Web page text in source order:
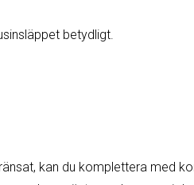
betydligt.
kan du komplettera med